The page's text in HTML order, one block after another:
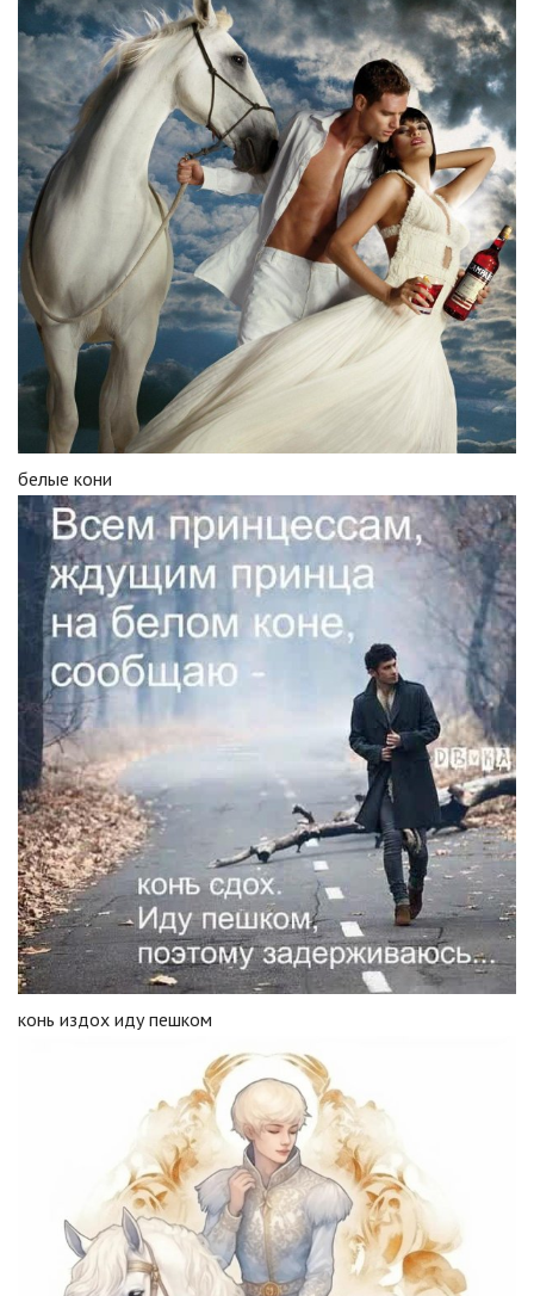
белые кони
конь издох иду пешком